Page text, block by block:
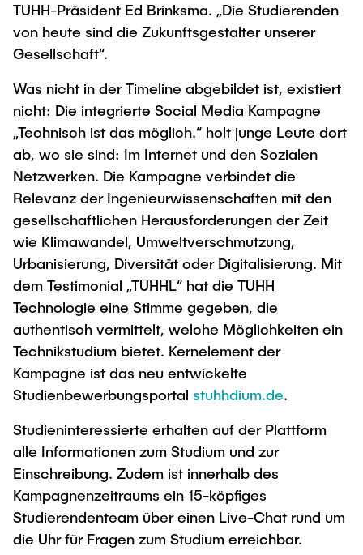
Institute im Überblick
TUHH-Präsident Ed Brinksma. „Die Studierenden
von heute sind die Zukunftsgestalter unserer
Gesellschaft“.
Was nicht in der Timeline abgebildet ist, existiert
nicht: Die integrierte Social Media Kampagne
„Technisch ist das möglich.“ holt junge Leute dort
ab, wo sie sind: Im Internet und den Sozialen
Netzwerken. Die Kampagne verbindet die
Relevanz der Ingenieurwissenschaften mit den
gesellschaftlichen Herausforderungen der Zeit
wie Klimawandel, Umweltverschmutzung,
Urbanisierung, Diversität oder Digitalisierung. Mit
dem Testimonial „TUHHL“ hat die TUHH
Technologie eine Stimme gegeben, die
authentisch vermittelt, welche Möglichkeiten ein
Technikstudium bietet. Kernelement der
Kampagne ist das neu entwickelte
Studienbewerbungsportal stuhhdium.de.
Studieninteressierte erhalten auf der Plattform
alle Informationen zum Studium und zur
Einschreibung. Zudem ist innerhalb des
Kampagnenzeitraums ein 15-köpfiges
Studierendenteam über einen Live-Chat rund um
die Uhr für Fragen zum Studium erreichbar.